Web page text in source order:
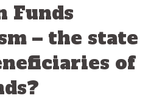
Funds
– the state
of